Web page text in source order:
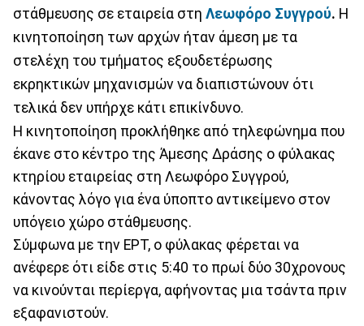
στάθμευσης σε εταιρεία στη Λεωφόρο Συγγρού. Η
κινητοποίηση των αρχών ήταν άμεση με τα
στελέχη του τμήματος εξουδετέρωσης
εκρηκτικών μηχανισμών να διαπιστώνουν ότι
τελικά δεν υπήρχε κάτι επικίνδυνο.
Η κινητοποίηση προκλήθηκε από τηλεφώνημα που
έκανε στο κέντρο της Άμεσης Δράσης ο φύλακας
κτηρίου εταιρείας στη Λεωφόρο Συγγρού,
κάνοντας λόγο για ένα ύποπτο αντικείμενο στον
υπόγειο χώρο στάθμευσης.
Σύμφωνα με την ΕΡΤ, ο φύλακας φέρεται να
ανέφερε ότι είδε στις 5:40 το πρωί δύο 30χρονους
να κινούνται περίεργα, αφήνοντας μια τσάντα πριν
εξαφανιστούν.